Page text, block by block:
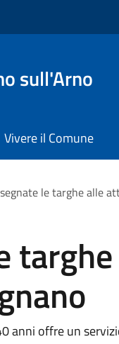
sull'Arno
Vivere il Comune
le targhe alle
anni offre un